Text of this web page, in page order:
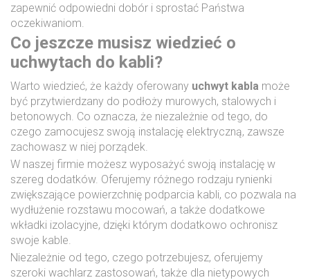
zapewnić odpowiedni dobór i sprostać Państwa
oczekiwaniom.
Co jeszcze musisz wiedzieć o
uchwytach do kabli?
Warto wiedzieć, że każdy oferowany uchwyt kabla może
być przytwierdzany do podłoży murowych, stalowych i
betonowych. Co oznacza, że niezależnie od tego, do
czego zamocujesz swoją instalację elektryczną, zawsze
zachowasz w niej porządek.
W naszej firmie możesz wyposażyć swoją instalację w
szereg dodatków. Oferujemy różnego rodzaju rynienki
zwiększające powierzchnię podparcia kabli, co pozwala na
wydłużenie rozstawu mocowań, a także dodatkowe
wkładki izolacyjne, dzięki którym dodatkowo ochronisz
swoje kable.
Niezależnie od tego, czego potrzebujesz, oferujemy
szeroki wachlarz zastosowań, także dla nietypowych